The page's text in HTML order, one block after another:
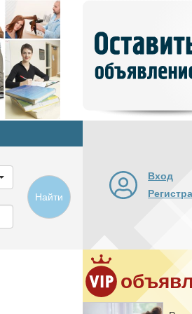
объявление
Найти
Вход